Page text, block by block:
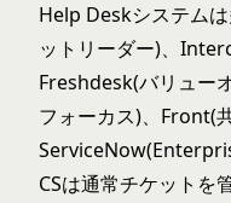
Help Deskシステム
ットリーダー)、
Freshdesk(バリュー
フォーカス)、Front(
CSは通常チケットを